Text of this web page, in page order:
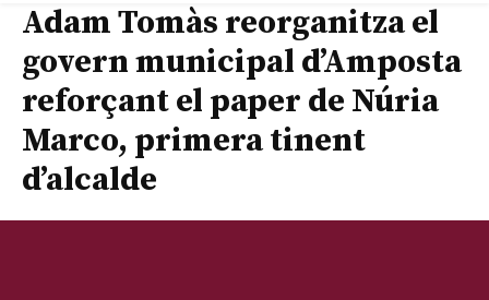
Adam Tomàs reorganitza el
govern municipal d’Amposta
reforçant el paper de Núria
Marco, primera tinent
d’alcalde